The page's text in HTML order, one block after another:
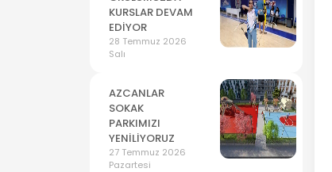
KURSLAR DEVAM
EDİYOR
28 Temmuz 2026
Salı
AZCANLAR
SOKAK
PARKIMIZI
YENİLİYORUZ
27 Temmuz 2026
Pazartesi